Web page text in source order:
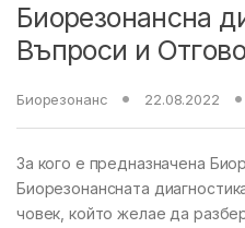
Биорезонансна
Въпроси и
Биорезонанс 22.08.2022
За кого е предназначена
Биорезонансната
човек, който желае да